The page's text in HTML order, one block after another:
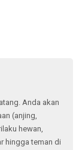
Anda akan
(anjing,
hewan,
hingga teman di